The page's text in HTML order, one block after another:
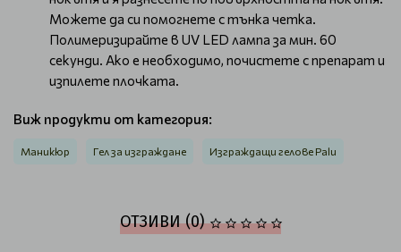
Можете да си помогнете с тънка четка.
Полимеризирайте в UV LED лампа за мин. 60
секунди. Ако е необходимо, почистете с препарат и
изпилете плочката.
Виж продукти от категория:
Маникюр Гел за изграждане Изграждащи гелове Palu
ОТЗИВИ (0)